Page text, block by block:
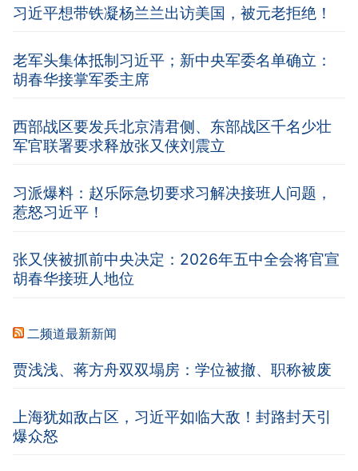
习近平想带铁凝杨兰兰出访美国，被元老拒绝！
老军头集体抵制习近平；新中央军委名单确立：
胡春华接掌军委主席
西部战区要发兵北京清君侧、东部战区千名少壮
军官联署要求释放张又侠刘震立
习派爆料：赵乐际急切要求习解决接班人问题，
惹怒习近平！
张又侠被抓前中央决定：2026年五中全会将官宣
胡春华接班人地位
二频道最新新闻
贾浅浅、蒋方舟双双塌房：学位被撤、职称被废
上海犹如敌占区，习近平如临大敌！封路封天引
爆众怒